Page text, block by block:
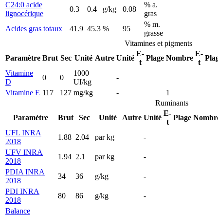
C24:0 acide
lignocérique
0.3 0.4 g/kg 0.08
% a.
gras
Acides gras totaux
41.9 45.3 % 95
% m.
grasse
Vitamines et pigments
Paramètre Brut Sec Unité Autre Unité
E-
t
Plage Nombre
E-
t
Vitamine
D
0 0
1000
UI/kg
-
Vitamine E 117 127 mg/kg -
1
Ruminants
Paramètre
Brut Sec Unité Autre Unité
E-
t
Plage
UFL INRA
2018
1.88 2.04 par kg
-
UFV INRA
2018
1.94 2.1 par kg
-
PDIA INRA
2018
34 36 g/kg
-
PDI INRA
2018
80 86 g/kg
-
Balance